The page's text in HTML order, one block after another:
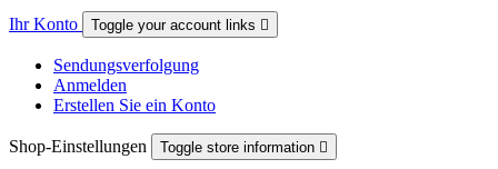
Ihr Konto Toggle your account links 
Sendungsverfolgung
Anmelden
Erstellen Sie ein Konto
Shop-Einstellungen Toggle store information 